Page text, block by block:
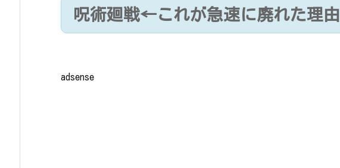
呪術廻戦←これが急速に廃れた理由
adsense